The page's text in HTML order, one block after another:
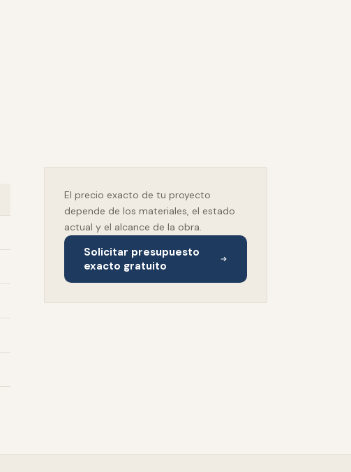
El precio exacto de tu proyecto
depende de los materiales, el estado
actual y el alcance de la obra.
Solicitar presupuesto
exacto gratuito